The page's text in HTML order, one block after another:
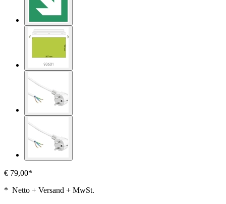
€ 79,00*
* Netto + Versand + MwSt.